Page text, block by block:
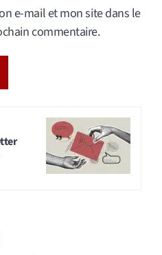
e-mail et mon site dans le
commentaire.